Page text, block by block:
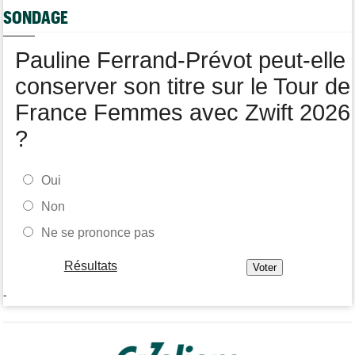
Jan Christen : "J'ai dû me retenir pour ne pas attaquer trop tôt"
Kasia Niewiadoma fait coup double sur la 7e étape
SONDAGE
Pauline Ferrand-Prévot peut-elle
conserver son titre sur le Tour de
France Femmes avec Zwift 2026
?
Oui
Non
Ne se prononce pas
Résultats
-